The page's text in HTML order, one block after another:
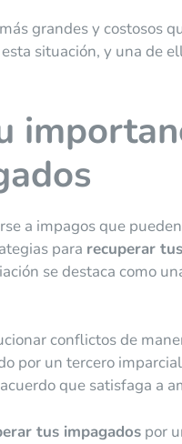
grandes y costosos
situación, y una de
a impagos que
para recuperar
se destaca como
conflictos de
por un tercero
que satisfaga a
tus impagados por